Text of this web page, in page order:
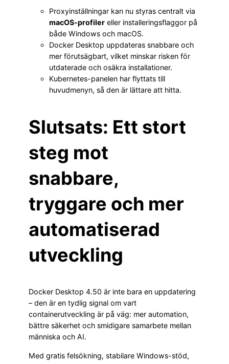
Proxyinställningar kan nu styras centralt via
macOS-profiler eller installeringsflaggor på
både Windows och macOS.
Docker Desktop uppdateras snabbare och
mer förutsägbart, vilket minskar risken för
utdaterade och osäkra installationer.
Kubernetes-panelen har flyttats till
huvudmenyn, så den är lättare att hitta.
Slutsats: Ett stort
steg mot
snabbare,
tryggare och mer
automatiserad
utveckling
Docker Desktop 4.50 är inte bara en uppdatering
– den är en tydlig signal om vart
containerutveckling är på väg: mer automation,
bättre säkerhet och smidigare samarbete mellan
människa och AI.
Med gratis felsökning, stabilare Windows-stöd,